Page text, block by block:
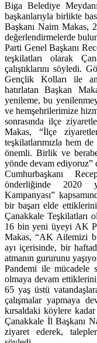
Biga Belediye
başkanlarıyla birlikte
Başkanı Naim Makas,
değerlendirmelerde
Parti Genel Başkanı
teşkilatları olarak
çalıştıklarını söyledi.
Gençlik Kolları ile
hatırlatan Başkan
yenileme, bu
ve hemşehrilerimize
sonrasında ilçe
Makas, “İlçe
teşkilatlarımızla hem
önemli. Birlik ve
yönde devam ediyoruz”
Cumhurbaşkanı
önderliğinde 2020
Kampanyası”
bir başarı elde
Çanakkale Teşkilatları
16 bin yeni üyeyi AK
Makas, “AK Ailemizi
ayı içerisinde, bir
atmanın gururunu
Pandemi ile mücadele
olmaya devam
65 yaş üstü
çalışmalar yapmaya
kırsaldaki köylere
Çanakkale İl Başkanı
ziyaret ederek,